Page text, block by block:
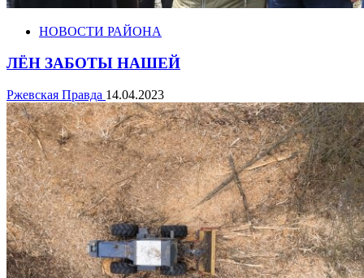
НОВОСТИ РАЙОНА
ЛЁН ЗАБОТЫ НАШЕЙ
Ржевская Правда 14.04.2023